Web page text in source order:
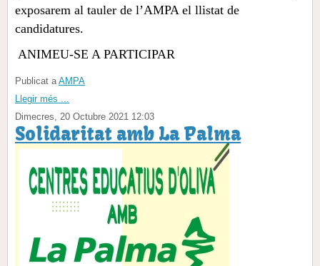
exposarem al tauler de l’AMPA el llistat de
candidatures.
ANIMEU-SE A PARTICIPAR
Publicat a AMPA
Llegir més ...
Dimecres, 20 Octubre 2021 12:03
Solidaritat amb La Palma